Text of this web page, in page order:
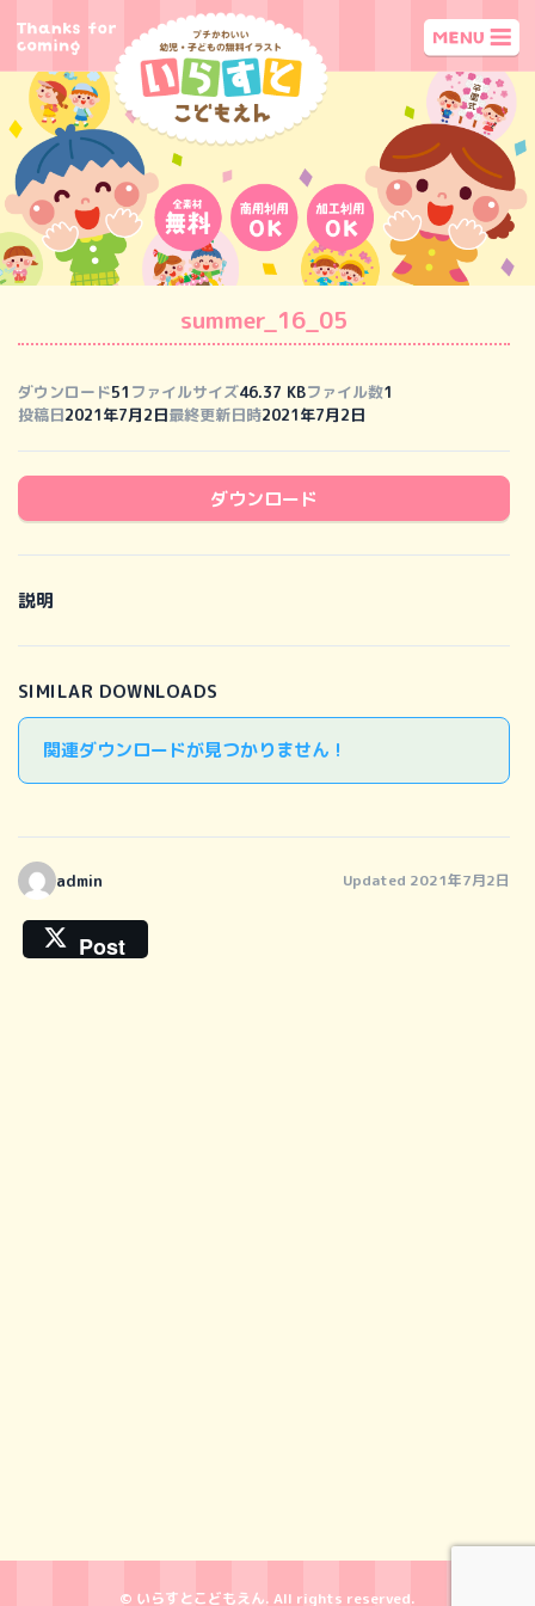
summer_16_05
ダウンロード51 ファイルサイズ46.37 KBファイル数1
投稿日2021年7月2日最終更新日時2021年7月2日
ダウンロード
説明
SIMILAR DOWNLOADS
関連ダウンロードが見つかりません !
admin Updated 2021年7月2日
Post
© いらすとこどもえん. All rights reserved.